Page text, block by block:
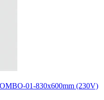
01-830х600mm (230V)